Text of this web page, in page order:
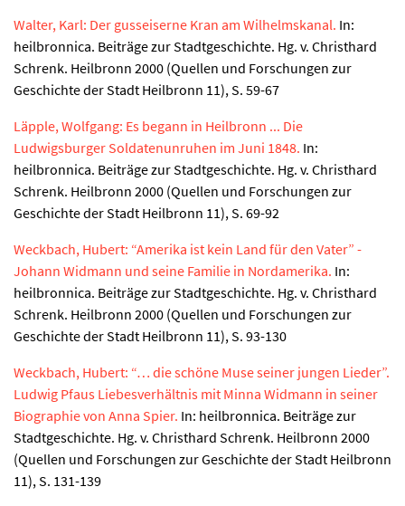
Walter, Karl: Der gusseiserne Kran am Wilhelmskanal. In:
heilbronnica. Beiträge zur Stadtgeschichte. Hg. v. Christhard
Schrenk. Heilbronn 2000 (Quellen und Forschungen zur
Geschichte der Stadt Heilbronn 11), S. 59-67
Läpple, Wolfgang: Es begann in Heilbronn ... Die
Ludwigsburger Soldatenunruhen im Juni 1848. In:
heilbronnica. Beiträge zur Stadtgeschichte. Hg. v. Christhard
Schrenk. Heilbronn 2000 (Quellen und Forschungen zur
Geschichte der Stadt Heilbronn 11), S. 69-92
Weckbach, Hubert: “Amerika ist kein Land für den Vater” -
Johann Widmann und seine Familie in Nordamerika. In:
heilbronnica. Beiträge zur Stadtgeschichte. Hg. v. Christhard
Schrenk. Heilbronn 2000 (Quellen und Forschungen zur
Geschichte der Stadt Heilbronn 11), S. 93-130
Weckbach, Hubert: “… die schöne Muse seiner jungen Lieder”.
Ludwig Pfaus Liebesverhältnis mit Minna Widmann in seiner
Biographie von Anna Spier. In: heilbronnica. Beiträge zur
Stadtgeschichte. Hg. v. Christhard Schrenk. Heilbronn 2000
(Quellen und Forschungen zur Geschichte der Stadt Heilbronn
11), S. 131-139